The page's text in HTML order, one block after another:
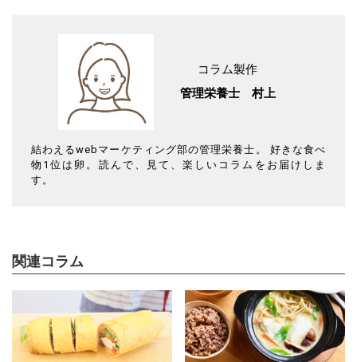
コラム製作
管理栄養士 村上
結わえるwebマーケティング部の管理栄養士。 好きな食べ
物1位は卵。読んで、見て、楽しいコラムをお届けしま
す。
関連コラム